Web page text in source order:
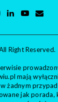
Right Reserved.
mają
żadnym
jak porada,